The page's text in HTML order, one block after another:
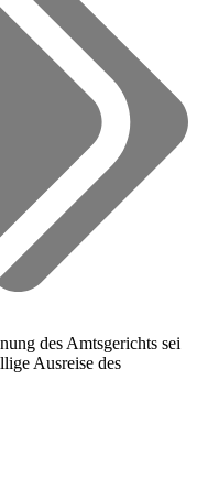
des Amtsgerichts sei
Ausreise des